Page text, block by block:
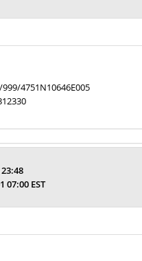
4751N10646E005
07:00 EST